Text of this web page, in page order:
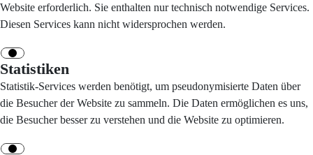
Website erforderlich. Sie enthalten nur technisch notwendige Services.
Diesen Services kann nicht widersprochen werden.
Statistiken
Statistik-Services werden benötigt, um pseudonymisierte Daten über
die Besucher der Website zu sammeln. Die Daten ermöglichen es uns,
die Besucher besser zu verstehen und die Website zu optimieren.